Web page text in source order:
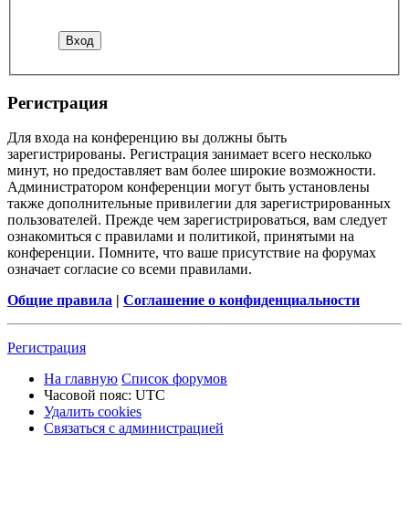
Регистрация
Для входа на конференцию вы должны быть
зарегистрированы. Регистрация занимает всего несколько
минут, но предоставляет вам более широкие возможности.
Администратором конференции могут быть установлены
также дополнительные привилегии для зарегистрированных
пользователей. Прежде чем зарегистрироваться, вам следует
ознакомиться с правилами и политикой, принятыми на
конференции. Помните, что ваше присутствие на форумах
означает согласие со всеми правилами.
Общие правила | Соглашение о конфиденциальности
Регистрация
На главную Список форумов
Часовой пояс: UTC
Удалить cookies
Связаться
Связаться с администрацией